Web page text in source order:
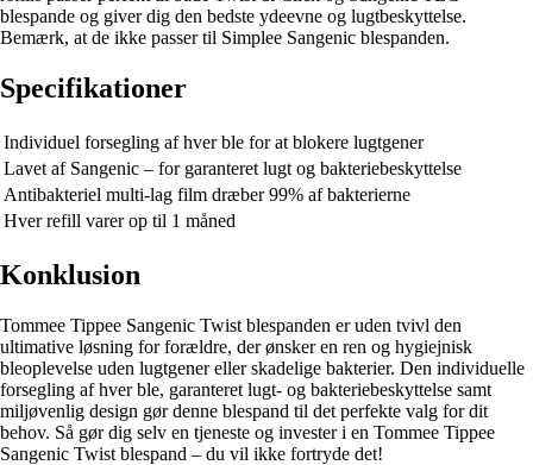
blespande og giver dig den bedste ydeevne og lugtbeskyttelse.
Bemærk, at de ikke passer til Simplee Sangenic blespanden.
Specifikationer
Individuel forsegling af hver ble for at blokere lugtgener
Lavet af Sangenic – for garanteret lugt og bakteriebeskyttelse
Antibakteriel multi-lag film dræber 99% af bakterierne
Hver refill varer op til 1 måned
Konklusion
Tommee Tippee Sangenic Twist blespanden er uden tvivl den
ultimative løsning for forældre, der ønsker en ren og hygiejnisk
bleoplevelse uden lugtgener eller skadelige bakterier. Den individuelle
forsegling af hver ble, garanteret lugt- og bakteriebeskyttelse samt
miljøvenlig design gør denne blespand til det perfekte valg for dit
behov. Så gør dig selv en tjeneste og invester i en Tommee Tippee
Sangenic Twist blespand – du vil ikke fortryde det!